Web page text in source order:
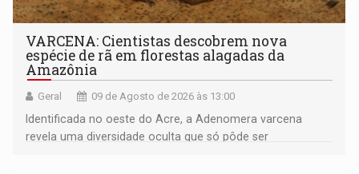
VARCENA: Cientistas descobrem nova
espécie de rã em florestas alagadas da
Amazônia
Geral 09 de Agosto de 2026 às 13:00
Identificada no oeste do Acre, a Adenomera varcena
revela uma diversidade oculta que só pôde ser